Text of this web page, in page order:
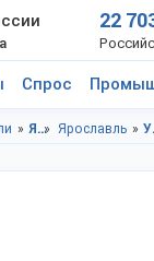
22
Спрос
Ярославская область Ярославль